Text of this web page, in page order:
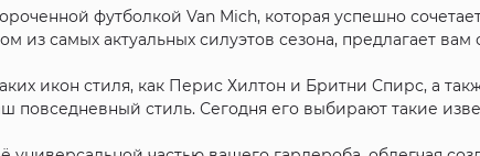
футболкой Van Mich, которая успешно
самых актуальных силуэтов сезона, предлагает
икон стиля, как Перис Хилтон и Бритни Спирс, а
повседневный стиль. Сегодня его выбирают такие